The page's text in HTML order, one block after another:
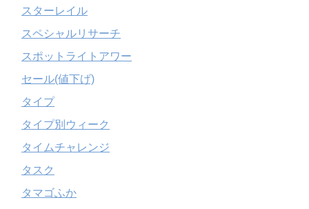
スターレイル
スペシャルリサーチ
スポットライトアワー
セール(値下げ)
タイプ
タイプ別ウィーク
タイムチャレンジ
タスク
タマゴふか